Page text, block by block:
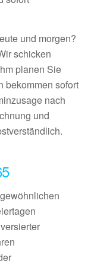
und morgen?
schicken
planen Sie
bekommen sofort
nach
und